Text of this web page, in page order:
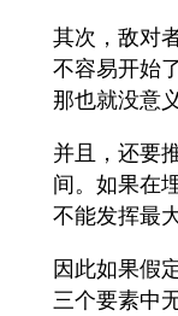
其次，敌对
不容易开始
那也就没意义
并且，还要
间。如果在
不能发挥最
因此如果假
三个要素中